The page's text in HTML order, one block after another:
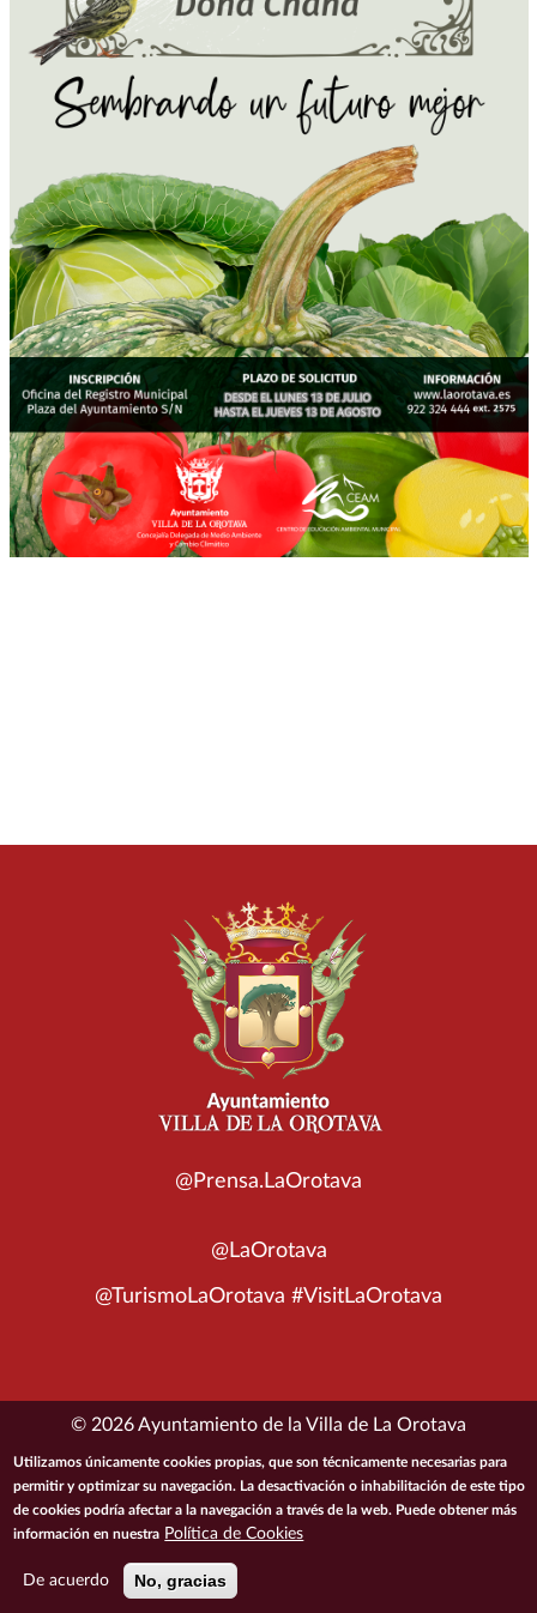
@Prensa.LaOrotava
@LaOrotava
@TurismoLaOrotava #VisitLaOrotava
© 2026 Ayuntamiento de la Villa de La Orotava
ACCESIBILIDADCONDICIONES DE USOPOLÍTICA DE PRIVACIDAD
POLÍTICA DE COOKIESMAPA DEL SITIO
Utilizamos únicamente cookies propias, que son técnicamente necesarias para
permitir y optimizar su navegación. La desactivación o inhabilitación de este tipo
de cookies podría afectar a la navegación a través de la web. Puede obtener más
información en nuestra Política de Cookies
De acuerdo No, gracias